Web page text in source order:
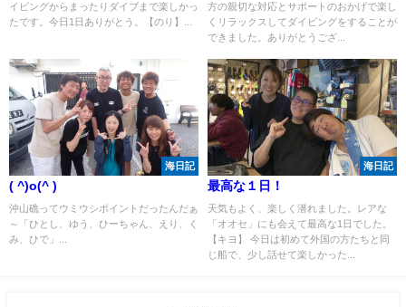
イビングからまったりダイブまで楽しかっ
たです。今日1日ありがとう。【のり】...
ができました！
方の親切な対応とサポートのおかげで楽し
くリラックスしてダイビングをすることが
できました。ありがとうござ...
海日記
( ^)o(^ )
沖山礁ってウミウシポイントだったんだぁ
～「ひとし、ゆう、ひーちゃん、えり、く
み、ひで」...
海日記
最高な１日！
天気もよく、楽しく潜れました。レアな
「オオセ」にも会えて最高な1日でした。
【キヨ】 今日は初めて外国の方たちと同
じ船で、少し話せて楽しかった...